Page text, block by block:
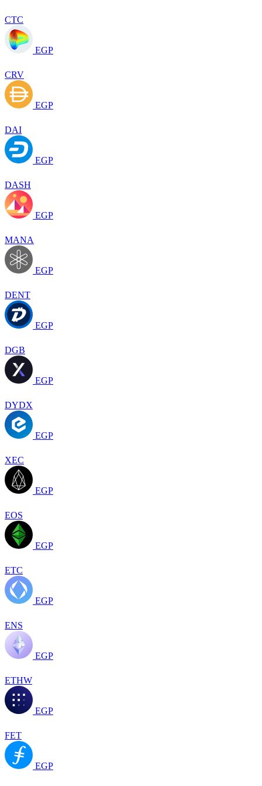
CTC
EGP
CRV
EGP
DAI
EGP
DASH
EGP
MANA
EGP
DENT
EGP
DGB
EGP
DYDX
EGP
XEC
EGP
EOS
EGP
ETC
EGP
ENS
EGP
ETHW
EGP
FET
EGP